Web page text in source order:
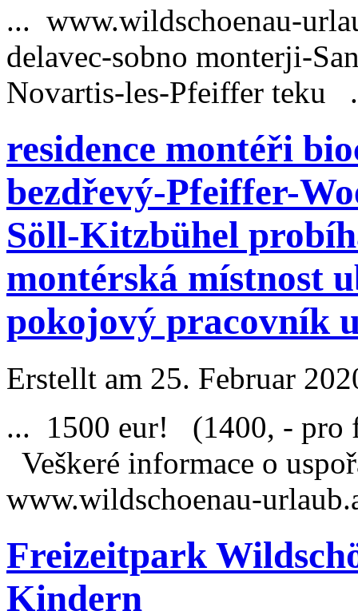
... www.wildschoenau-
delavec-sobno monterji-
Novartis-les-Pfeiffer teku
residence montéři
bezdřevý-Pfeiffer-
Söll-Kitzbühel
montérská místnost
pokojový pracovník
Erstellt am 25. Februar
... 1500 eur! (1400, - pro
Veškeré informace o
www.wildschoenau-urlaub
Freizeitpark
Kindern